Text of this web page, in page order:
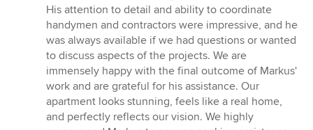
His attention to detail and ability to coordinate
handymen and contractors were impressive, and he
was always available if we had questions or wanted
to discuss aspects of the projects. We are
immensely happy with the final outcome of Markus'
work and are grateful for his assistance. Our
apartment looks stunning, feels like a real home,
and perfectly reflects our vision. We highly